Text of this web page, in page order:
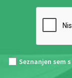
Seznanjen sem s